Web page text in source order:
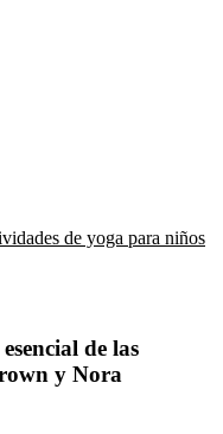
de yoga para niños
de las
y Nora